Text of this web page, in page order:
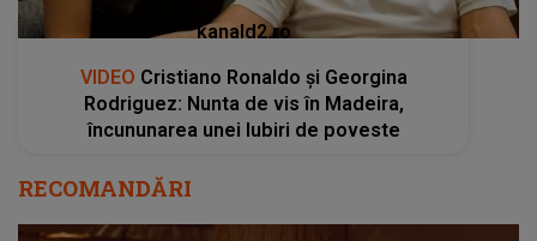
kanald2.ro
VIDEO Cristiano Ronaldo și Georgina
Rodriguez: Nunta de vis în Madeira,
încununarea unei Iubiri de poveste
RECOMANDĂRI